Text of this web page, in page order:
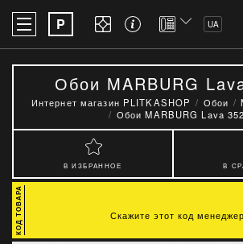
P UA
Обои MARBURG
Интернет магазин PLITKASHOP Обои
Обои MARBURG Lava
В ИЗБРАННОЕ В
Скажите этот код